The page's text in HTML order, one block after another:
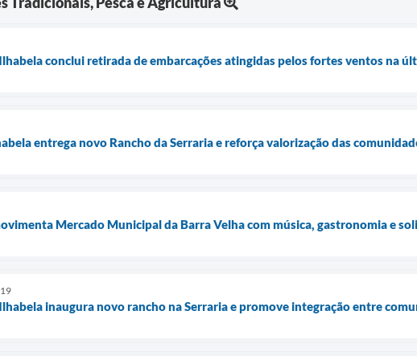
conclui retirada de embarcações atingidas pelos fortes ventos na
entrega novo Rancho da Serraria e reforça valorização das
Mercado Municipal da Barra Velha com música, gastronomia e
inaugura novo rancho na Serraria e promove integração entre